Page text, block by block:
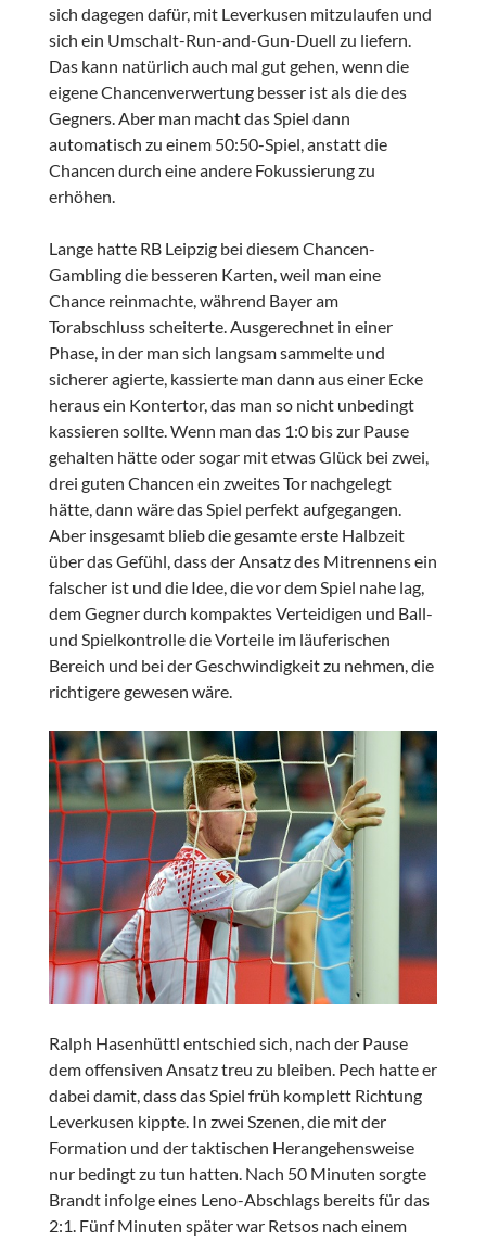
sich dagegen dafür, mit Leverkusen mitzulaufen und
sich ein Umschalt-Run-and-Gun-Duell zu liefern.
Das kann natürlich auch mal gut gehen, wenn die
eigene Chancenverwertung besser ist als die des
Gegners. Aber man macht das Spiel dann
automatisch zu einem 50:50-Spiel, anstatt die
Chancen durch eine andere Fokussierung zu
erhöhen.
Lange hatte RB Leipzig bei diesem Chancen-
Gambling die besseren Karten, weil man eine
Chance reinmachte, während Bayer am
Torabschluss scheiterte. Ausgerechnet in einer
Phase, in der man sich langsam sammelte und
sicherer agierte, kassierte man dann aus einer Ecke
heraus ein Kontertor, das man so nicht unbedingt
kassieren sollte. Wenn man das 1:0 bis zur Pause
gehalten hätte oder sogar mit etwas Glück bei zwei,
drei guten Chancen ein zweites Tor nachgelegt
hätte, dann wäre das Spiel perfekt aufgegangen.
Aber insgesamt blieb die gesamte erste Halbzeit
über das Gefühl, dass der Ansatz des Mitrennens ein
falscher ist und die Idee, die vor dem Spiel nahe lag,
dem Gegner durch kompaktes Verteidigen und Ball-
und Spielkontrolle die Vorteile im läuferischen
Bereich und bei der Geschwindigkeit zu nehmen, die
richtigere gewesen wäre.
Ralph Hasenhüttl entschied sich, nach der Pause
dem offensiven Ansatz treu zu bleiben. Pech hatte er
dabei damit, dass das Spiel früh komplett Richtung
Leverkusen kippte. In zwei Szenen, die mit der
Formation und der taktischen Herangehensweise
nur bedingt zu tun hatten. Nach 50 Minuten sorgte
Brandt infolge eines Leno-Abschlags bereits für das
2:1. Fünf Minuten später war Retsos nach einem